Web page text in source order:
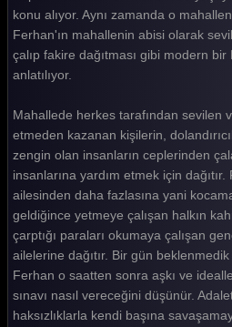
konu alıyor. Aynı zamanda o
Ferhan'ın mahallenin abisi olarak
çalıp fakire dağıtması gibi modern
anlatılıyor.
Mahallede herkes tarafından sevilen
etmeden kazanan kişilerin,
zengin olan insanların ceplerinden
insanlarına yardım etmek için
ailesinden daha fazlasına yani
geldiğince yetmeye çalışan halkın
çarptığı paraları okumaya çalışan
ailelerine dağıtır. Bir gün
Ferhan o saatten sonra aşkı ve
sınavı nasıl vereceğini düşünür.
haksızlıklarla kendi başına